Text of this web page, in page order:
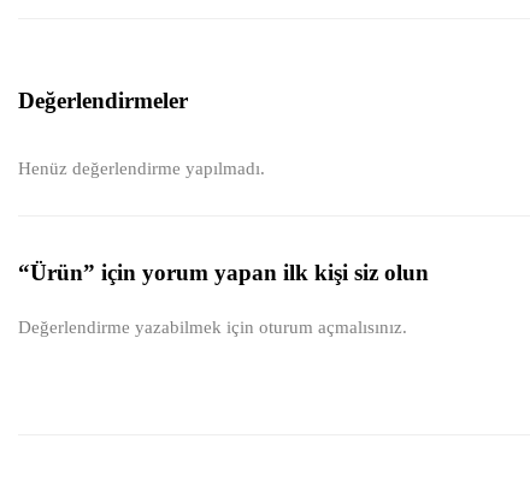
Değerlendirmeler
Henüz değerlendirme yapılmadı.
“Ürün” için yorum yapan ilk kişi siz olun
Değerlendirme yazabilmek için oturum açmalısınız.